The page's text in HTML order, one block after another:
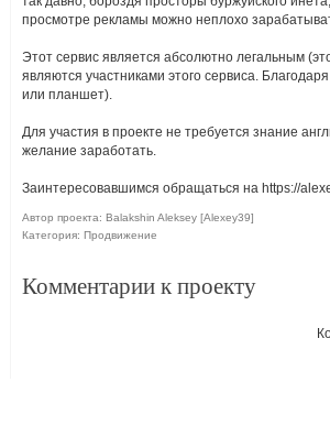
просмотре рекламы можно неплохо
Этот сервис является абсолютно легальным
являются участниками этого сервиса.
или планшет).
Для участия в проекте не требуется знание
желание заработать.
Заинтересовавшимся обращаться на https://
Автор проекта: Balakshin Aleksey [Alexey39]
Категория: Продвижение
Комментарии к проекту